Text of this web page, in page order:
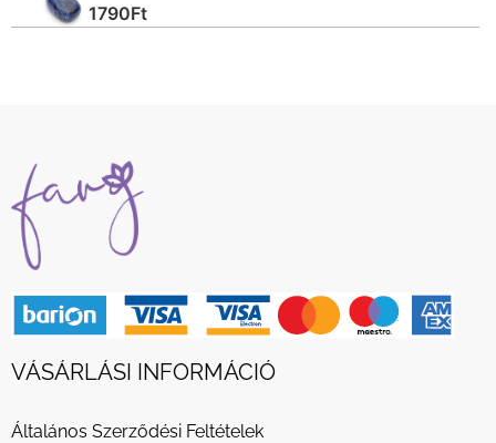
1790Ft
VÁSÁRLÁSI INFORMÁCIÓ
Általános Szerződési Feltételek